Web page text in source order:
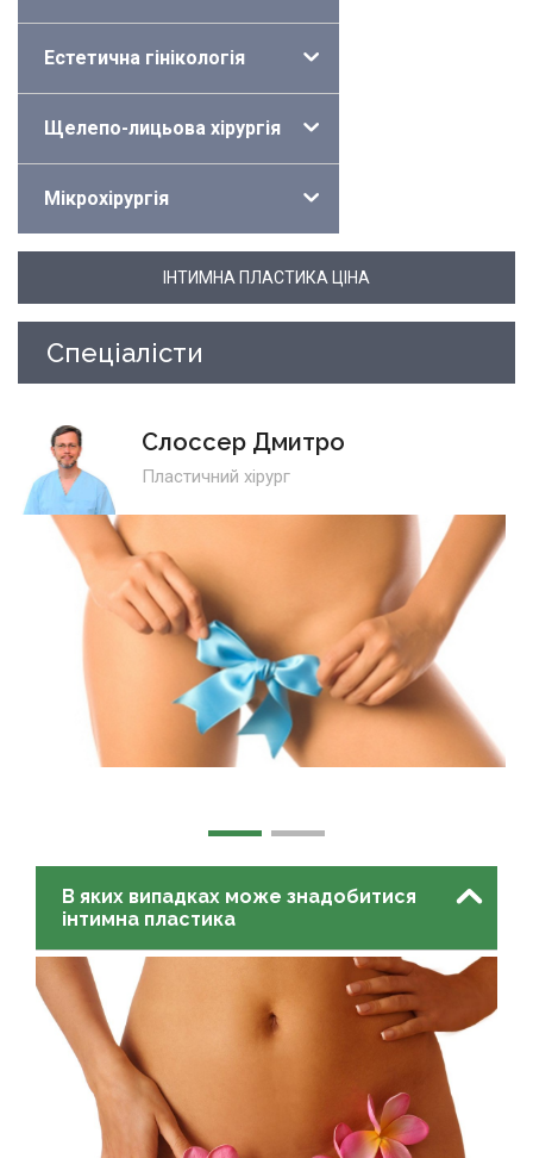
Естетична гінікологія
Щелепо-лицьова хірургія
Мікрохірургія
ІНТИМНА ПЛАСТИКА ЦІНА
Спеціалісти
Слоссер Дмитро
Пластичний хірург
В яких випадках може знадобитися
інтимна пластика